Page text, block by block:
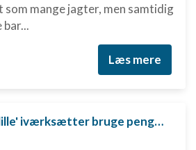
mange jagter, men samtidig
bar...
Læs mere
Skal den 'lille' iværksætter bruge penge på digital marketing?